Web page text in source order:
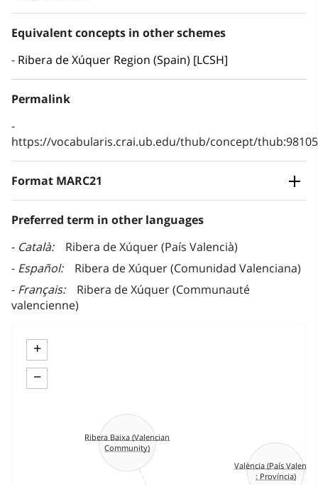
Equivalent concepts in other schemes
Ribera de Xúquer Region (Spain) [LCSH]
Permalink
https://vocabularis.crai.ub.edu/thub/concept/
Format MARC21
Preferred term in other languages
Català
Ribera de Xúquer (País Valencià)
Español
Ribera de Xúquer (Comunidad Valenciana)
Français
Ribera de Xúquer (Communauté
valencienne)
+
−
Ribera Baixa (Valencian
Community)
València (País Valencià
: Província)